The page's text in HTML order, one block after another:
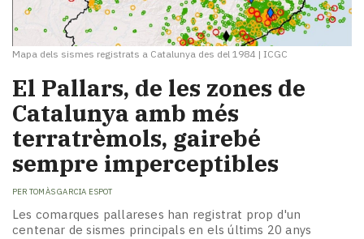
Mapa dels sismes registrats a Catalunya des del 1984 | ICGC
El Pallars, de les zones de
Catalunya amb més
terratrèmols, gairebé
sempre imperceptibles
PER TOMÀS GARCIA ESPOT
Les comarques pallareses han registrat prop d'un
centenar de sismes principals en els últims 20 anys